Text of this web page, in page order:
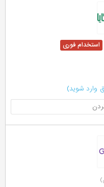
وارد شوید)